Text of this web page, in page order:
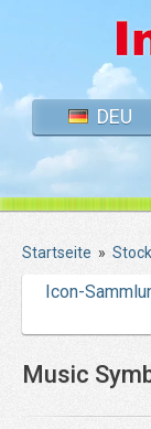
DEU
Startseite »
Icon-
Music